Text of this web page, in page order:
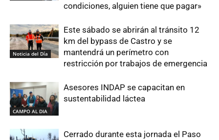
condiciones, alguien tiene que pagar»
Noticia del Día
Este sábado se abrirán al tránsito 12
km del bypass de Castro y se
mantendrá un perímetro con
restricción por trabajos de emergencia
CAMPO AL DIA
Asesores INDAP se capacitan en
sustentabilidad láctea
Cerrado durante esta jornada el Paso